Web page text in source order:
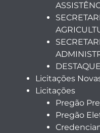
DESTAQUE
Licitações
Licitações
Pregão
Pregão